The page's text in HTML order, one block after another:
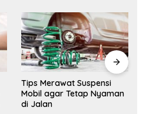
Tips Merawat Suspensi
Mobil agar Tetap Nyaman
di Jalan